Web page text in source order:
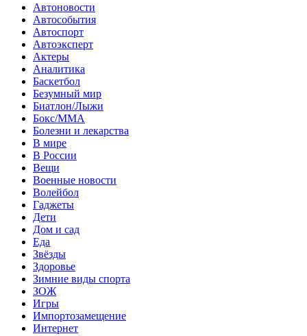
Автоновости
Автособытия
Автоспорт
Автоэксперт
Актеры
Аналитика
Баскетбол
Безумный мир
Биатлон/Лыжи
Бокс/MMA
Болезни и лекарства
В мире
В России
Вещи
Военные новости
Волейбол
Гаджеты
Дети
Дом и сад
Еда
Звёзды
Здоровье
Зимние виды спорта
ЗОЖ
Игры
Импортозамещение
Интернет